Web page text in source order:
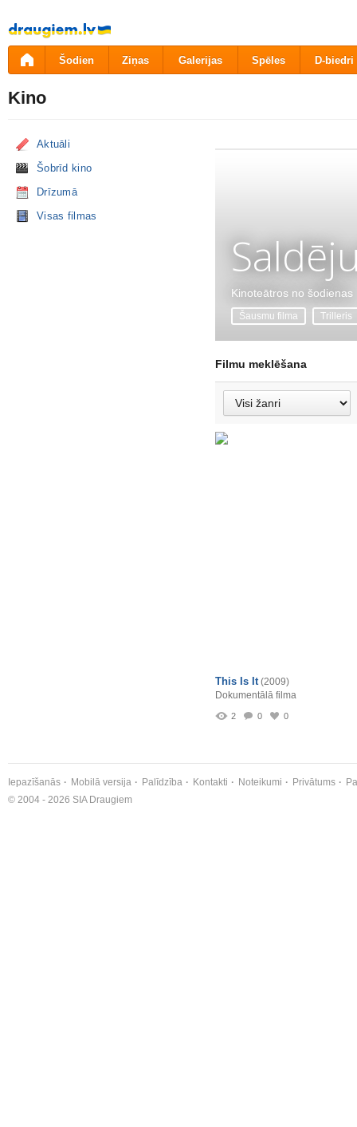
Pāriet
uz
saturu
Šodien Ziņas Galerijas Spēles D-biedri
Kino
Aktuāli
Šobrīd kino
Drīzumā
Visas filmas
Kinoteātros no šodienas
Šausmu filma Trilleris
Filmu meklēšana
This Is It (2009)
Dokumentālā filma
2 0 0
Iepazīšanās Mobilā versija Palīdzība Kontakti Noteikumi Privātums
© 2004 - 2026 SIA Draugiem